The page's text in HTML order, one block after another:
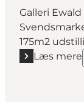
Galleri
175m2
Læs mere
Læs mere